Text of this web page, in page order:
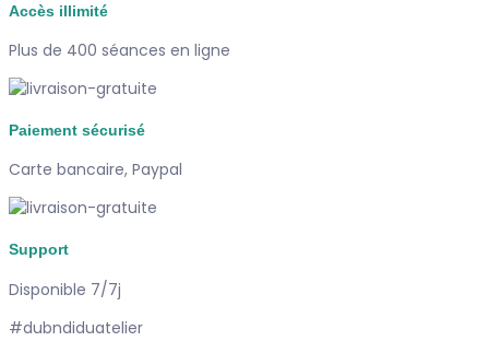
Accès illimité
Plus de 400 séances en ligne
Paiement sécurisé
Carte bancaire, Paypal
Support
Disponible 7/7j
#dubndiduatelier